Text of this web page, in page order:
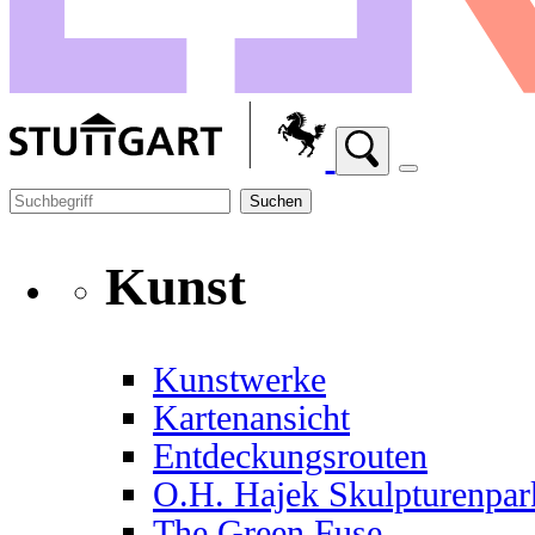
Suchen
Kunst
Kunstwerke
Kartenansicht
Entdeckungsrouten
O.H. Hajek